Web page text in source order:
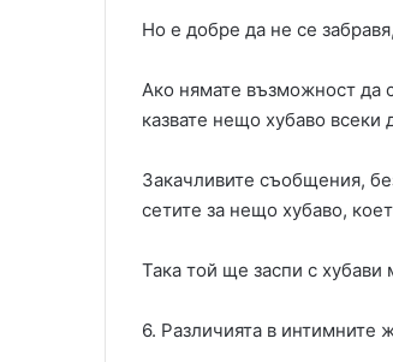
Но е добре да не се
Ако нямате възможност да
казвате нещо хубаво всеки
Закачливите съобщения,
сетите за нещо хубаво,
Така той ще заспи с
6. Различията в интимните